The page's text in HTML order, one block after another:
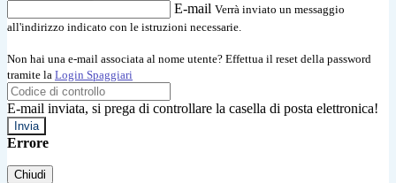
E-mail Verrà inviato un messaggio
all'indirizzo indicato con le istruzioni necessarie.
Non hai una e-mail associata al nome utente? Effettua il reset della password
tramite la Login Spaggiari
E-mail inviata, si prega di controllare la casella di posta elettronica!
Errore
Chiudi